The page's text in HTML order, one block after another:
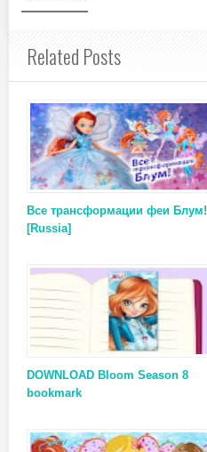
Related Posts
Все трансформации феи Блум!
[Russia]
DOWNLOAD Bloom Season 8
bookmark